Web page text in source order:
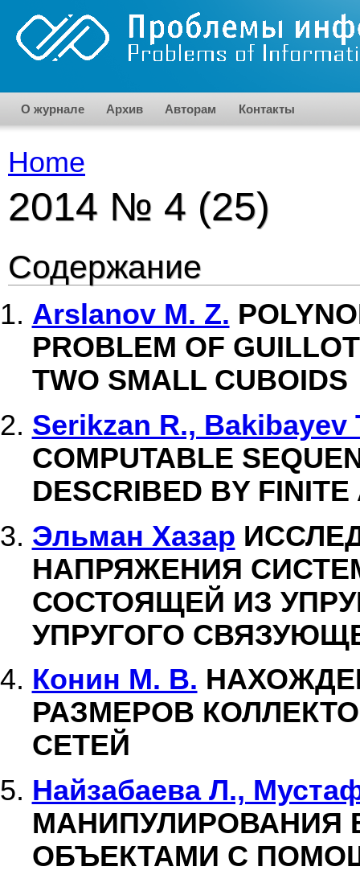
О журнале Архив Авторам Контакты
You are here
Home
2014 № 4 (25)
Содержание
Arslanov M. Z.
PROBLEM OF
TWO SMALL CUBOIDS
Serikzan R., Bakibayev
COMPUTABLE
DESCRIBED BY FINITE
Эльман Хазар
НАПРЯЖЕНИЯ
СОСТОЯЩЕЙ ИЗ
УПРУГОГО
Конин М. В.
РАЗМЕРОВ
СЕТЕЙ
Найзабаева Л.,
МАНИПУЛИРОВАНИЯ
ОБЪЕКТАМИ С